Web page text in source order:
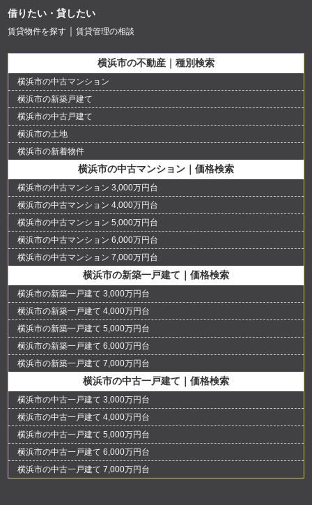
借りたい・貸したい
賃貸物件を探す 賃貸管理の相談
横浜市の不動産｜種別検索
横浜市の中古マンション
横浜市の新築戸建て
横浜市の中古戸建て
横浜市の土地
横浜市の新着物件
横浜市の中古マンション｜価格検索
横浜市の中古マンション 3,000万円台
横浜市の中古マンション 4,000万円台
横浜市の中古マンション 5,000万円台
横浜市の中古マンション 6,000万円台
横浜市の中古マンション 7,000万円台
横浜市の新築一戸建て｜価格検索
横浜市の新築一戸建て 3,000万円台
横浜市の新築一戸建て 4,000万円台
横浜市の新築一戸建て 5,000万円台
横浜市の新築一戸建て 6,000万円台
横浜市の新築一戸建て 7,000万円台
横浜市の中古一戸建て｜価格検索
横浜市の中古一戸建て 3,000万円台
横浜市の中古一戸建て 4,000万円台
横浜市の中古一戸建て 5,000万円台
横浜市の中古一戸建て 6,000万円台
横浜市の中古一戸建て 7,000万円台